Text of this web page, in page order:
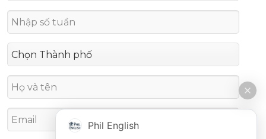
Phil English